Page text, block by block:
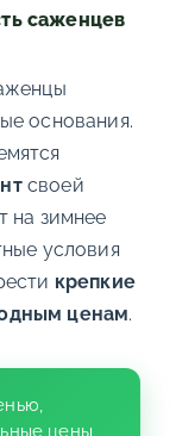
саженцев
основания.
своей
на зимнее
условия
крепкие
ценам.
цены,